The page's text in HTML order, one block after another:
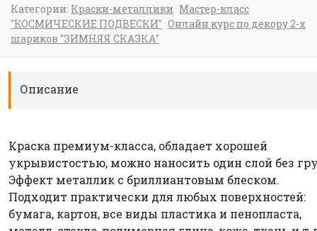
Категории: Краски-металлики Мастер-класс
"КОСМИЧЕСКИЕ ПОДВЕСКИ" Онлайн курс по декору 2-х
шариков "ЗИМНЯЯ СКАЗКА"
Описание
Краска премиум-класса, обладает хорошей
укрывистостью, можно наносить один слой без
Эффект металлик с бриллиантовым блеском.
Подходит практически для любых поверхностей:
бумага, картон, все виды пластика и пенопласта,